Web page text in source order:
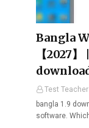
Bangla
【2027
Test Teacher
bangla 1.9
software.